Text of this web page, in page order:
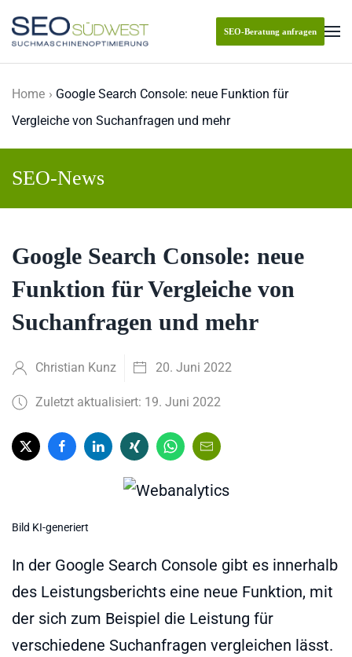
Skip to main content
SEO-Beratung anfragen
Home
Google Search Console: neue Funktion für
Vergleiche von Suchanfragen und mehr
SEO-News
Google Search Console: neue
Funktion für Vergleiche von
Suchanfragen und mehr
Christian Kunz 20. Juni 2022
Zuletzt aktualisiert: 19. Juni 2022
Bild KI-generiert
In der Google Search Console gibt es innerhalb
des Leistungsberichts eine neue Funktion, mit
der sich zum Beispiel die Leistung für
verschiedene Suchanfragen vergleichen lässt.